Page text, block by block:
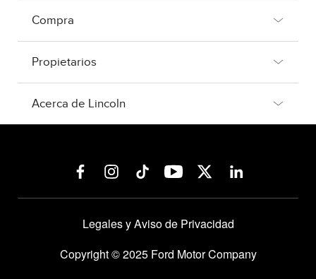
Compra
Propietarios
Acerca de Lincoln
Legales y Aviso de Privacidad
Copyright © 2025 Ford Motor Company